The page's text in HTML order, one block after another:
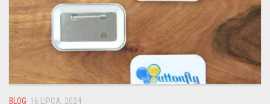
BLOG 16 LIPCA, 2024